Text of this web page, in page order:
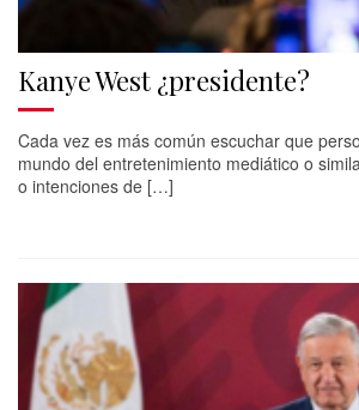
Kanye West ¿presidente?
Cada vez es más común escuchar que
mundo del entretenimiento mediático o
o intenciones de […]